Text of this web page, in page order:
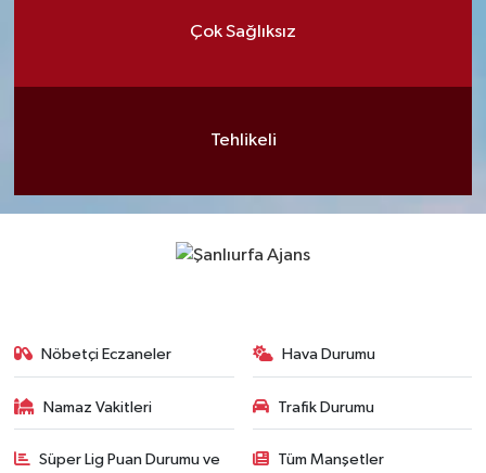
Çok Sağlıksız
Tehlikeli
Nöbetçi Eczaneler Hava Durumu
Namaz Vakitleri Trafik Durumu
Süper Lig Puan Durumu ve Tüm Manşetler